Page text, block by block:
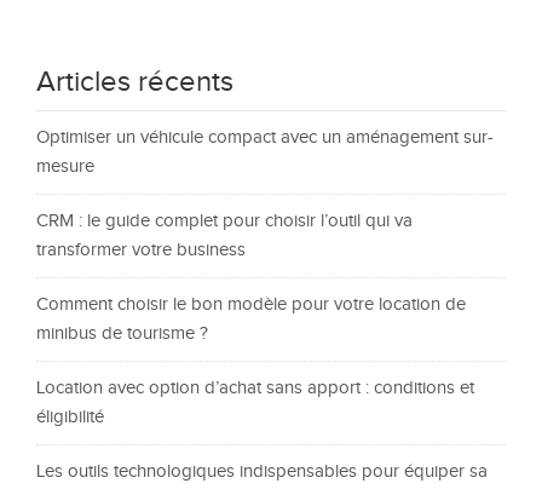
Articles récents
Optimiser un véhicule compact avec un aménagement sur-
mesure
CRM : le guide complet pour choisir l’outil qui va
transformer votre business
Comment choisir le bon modèle pour votre location de
minibus de tourisme ?
Location avec option d’achat sans apport : conditions et
éligibilité
Les outils technologiques indispensables pour équiper sa